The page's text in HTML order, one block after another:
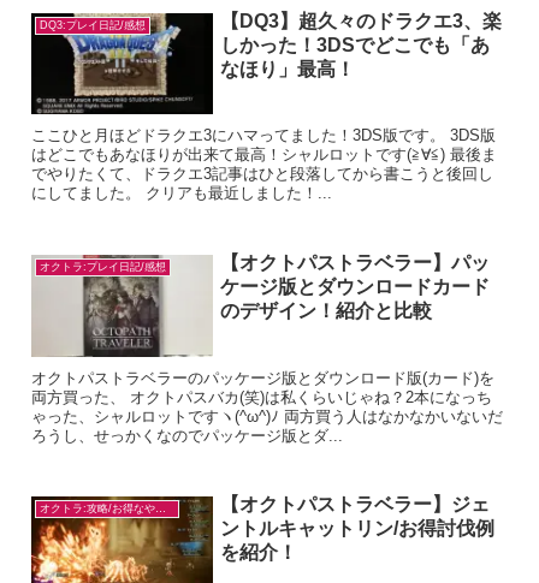
DQ3:プレイ日記/感想
【DQ3】超久々のドラクエ3、楽
しかった！3DSでどこでも「あ
なほり」最高！
ここひと月ほどドラクエ3にハマってました！3DS版です。 3DS版
はどこでもあなほりが出来て最高！シャルロットです(≧∀≦) 最後ま
でやりたくて、ドラクエ3記事はひと段落してから書こうと後回し
にしてました。 クリアも最近しました！...
オクトラ:プレイ日記/感想
【オクトパストラベラー】パッ
ケージ版とダウンロードカード
のデザイン！紹介と比較
オクトパストラベラーのパッケージ版とダウンロード版(カード)を
両方買った、 オクトパスバカ(笑)は私くらいじゃね？2本になっち
ゃった、シャルロットですヽ(^ω^)ﾉ 両方買う人はなかなかいないだ
ろうし、せっかくなのでパッケージ版とダ...
オクトラ:攻略/お得なやり方
【オクトパストラベラー】ジェ
ントルキャットリン/お得討伐例
を紹介！